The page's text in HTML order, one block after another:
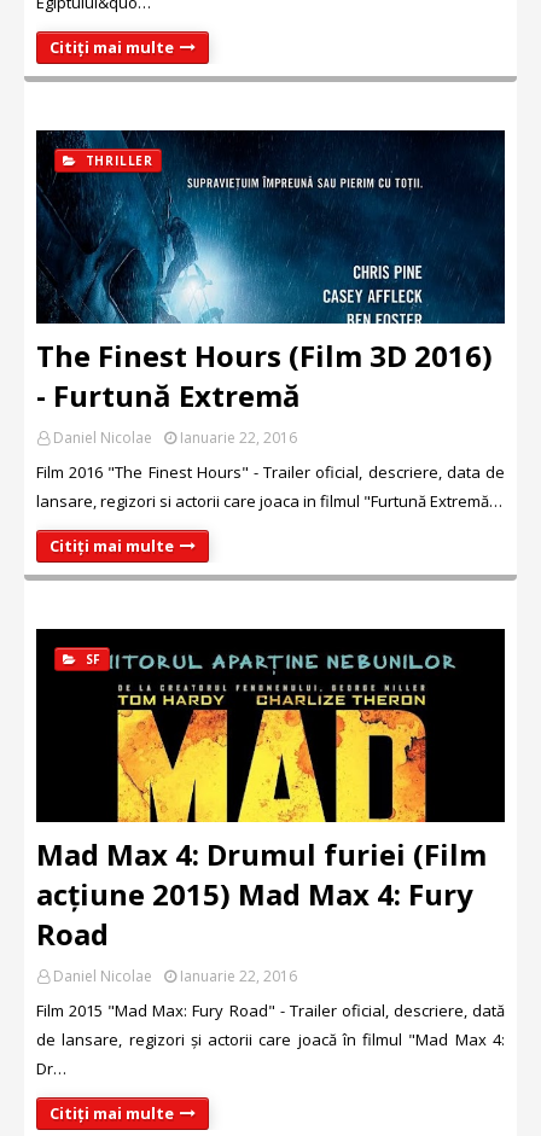
Citiți mai multe
THRILLER
The Finest Hours (Film 3D 2016)
- Furtună Extremă
Daniel Nicolae Ianuarie 22, 2016
Film 2016 "The Finest Hours" - Trailer oficial, descriere, data de
lansare, regizori si actorii care joaca in filmul "Furtună Extremă…
Citiți mai multe
SF
Mad Max 4: Drumul furiei (Film
acțiune 2015) Mad Max 4: Fury
Road
Daniel Nicolae Ianuarie 22, 2016
Film 2015 "Mad Max: Fury Road" - Trailer oficial, descriere, dată
de lansare, regizori și actorii care joacă în filmul "Mad Max 4:
Dr…
Citiți mai multe